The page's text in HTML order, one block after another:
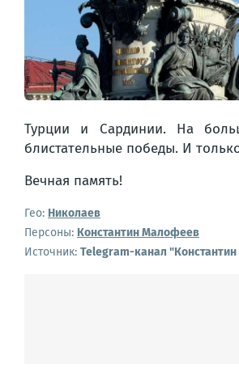
Турции и Сардинии. На
блистательные победы. И
Вечная память!
Гео: Николаев
Персоны: Константин Малофеев
Источник: Telegram-канал